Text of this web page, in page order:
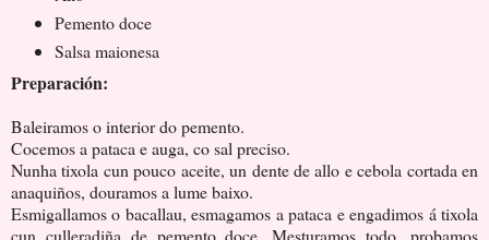
Pemento doce
Salsa maionesa
Preparación:
Baleiramos o interior do pemento.
Cocemos a pataca e auga, co sal preciso.
Nunha tixola cun pouco aceite, un dente de allo e cebola cortada en
anaquiños, douramos a lume baixo.
Esmigallamos o bacallau, esmagamos a pataca e engadimos á tixola
cun culleradiña de pemento doce. Mesturamos todo, probamos